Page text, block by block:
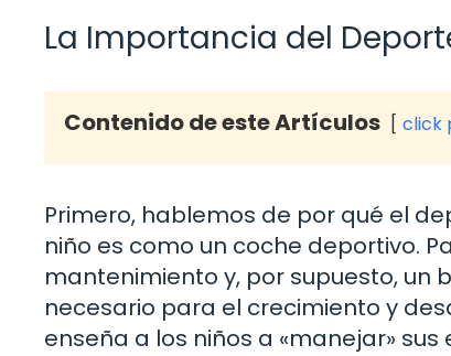
La Importancia del
Contenido de este Artículos click
Primero, hablemos de por qué el
niño es como un coche deportivo.
mantenimiento y, por supuesto, un
necesario para el crecimiento y
enseña a los niños a «manejar»